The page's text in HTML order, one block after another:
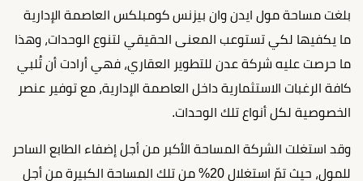
بلغت مساحة مول ايدن وان بيزنس كومبلكس العاصمة الإدارية
ما يكفيها لكي تستوعب المعنى الحقيقي لتنوع الوحدات، وهذا
ما حرصت عليه شركة عدن للتطوير العقاري، فهي أرادت أن تُلبي
كافة الرغبات الاستثمارية داخل العاصمة الإدارية، مع توفير عنصر
الخصوصية لكل أنواع تلك الوحدات.
وقد استغلت الشركة المساحة الأكبر من أجل إضفاء الطابع الساحر
للمول، حيث تمّ استغلال 20% من تلك المساحة الكبيرة من أجل